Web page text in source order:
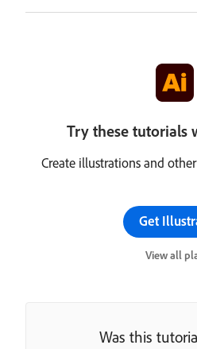
Try these tutorials
Create illustrations and
Get
View all
Was this